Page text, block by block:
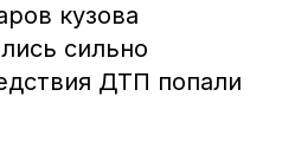
кузова
сильно
ДТП попали